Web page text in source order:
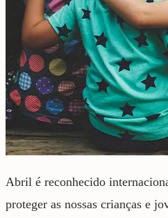
Abril é reconhecido
proteger as nossas crianças e